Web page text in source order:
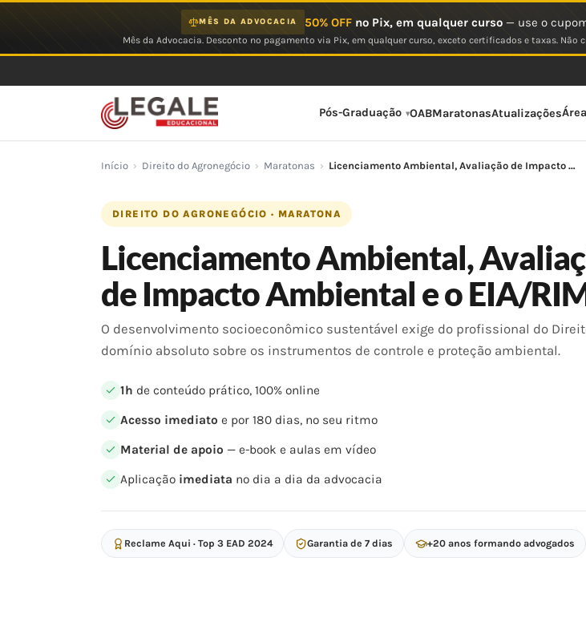
MÊS DA ADVOCACIA 50% OFFno Pix, em qualquer curso— use o
Mês da Advocacia. Desconto no pagamento via Pix, em qualquer curso, exceto certificados e taxas.
Pós-Graduação OABMaratonasAtualizações
Início › Direito do Agronegócio › Maratonas › Licenciamento Ambiental, Avaliação de Impacto …
DIREITO DO AGRONEGÓCIO · MARATONA
Licenciamento Ambiental,
de Impacto Ambiental e o EIA/
O desenvolvimento socioeconômico sustentável exige do profissional do
domínio absoluto sobre os instrumentos de controle e proteção ambiental.
1h de conteúdo prático, 100% online
Acesso imediato e por 180 dias, no seu ritmo
Material de apoio — e-book e aulas em vídeo
Aplicação imediata no dia a dia da advocacia
Reclame Aqui · Top 3 EAD 2024 Garantia de 7 dias +20 anos formando advogados